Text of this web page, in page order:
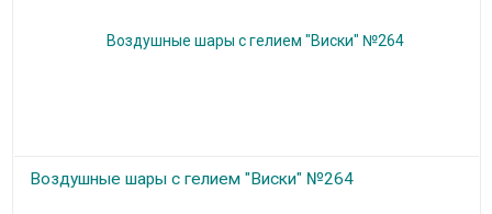
Воздушные шары с гелием "Виски" №264